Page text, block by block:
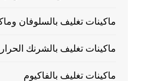
ماكينات تغليف بالسلوفان
ماكينات تغليف بالشرنك
ماكينات تغليف بالفاكيوم